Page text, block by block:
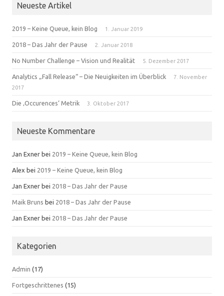
Neueste Artikel
2019 – Keine Queue, kein Blog 1. Januar 2019
2018 – Das Jahr der Pause 2. Januar 2018
No Number Challenge – Vision und Realität 5. Dezember 2017
Analytics „Fall Release“ – Die Neuigkeiten im Überblick
7. November
2017
Die ‚Occurences‘ Metrik 3. Oktober 2017
Neueste Kommentare
Jan Exner bei 2019 – Keine Queue, kein Blog
Alex bei 2019 – Keine Queue, kein Blog
Jan Exner bei 2018 – Das Jahr der Pause
Maik Bruns bei 2018 – Das Jahr der Pause
Jan Exner bei 2018 – Das Jahr der Pause
Kategorien
Admin (17)
Fortgeschrittenes (15)